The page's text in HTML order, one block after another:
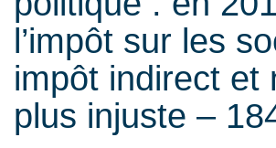
l’impôt sur les
impôt indirect et
plus injuste –